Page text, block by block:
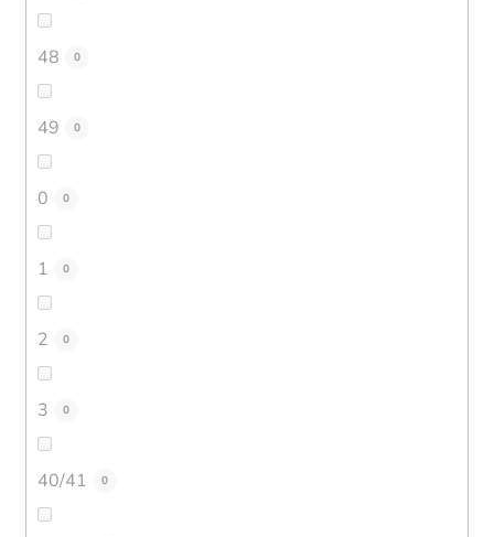
48 0
49 0
0 0
1 0
2 0
3 0
40/41 0